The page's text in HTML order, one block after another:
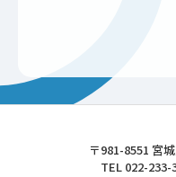
東北文化
〒981-8551 宮
TEL 022-